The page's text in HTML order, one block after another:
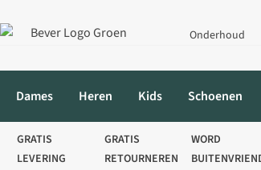
Onderhoud
Dames Heren Kids Schoenen
GRATIS
LEVERING
GRATIS
RETOURNEREN
WORD